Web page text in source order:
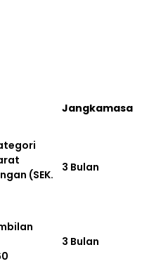
Jangkamasa
(SEK.
3 Bulan
3 Bulan